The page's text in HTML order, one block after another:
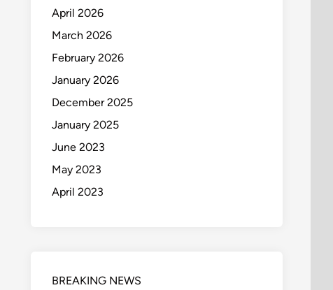
April 2026
March 2026
February 2026
January 2026
December 2025
January 2025
June 2023
May 2023
April 2023
BREAKING NEWS